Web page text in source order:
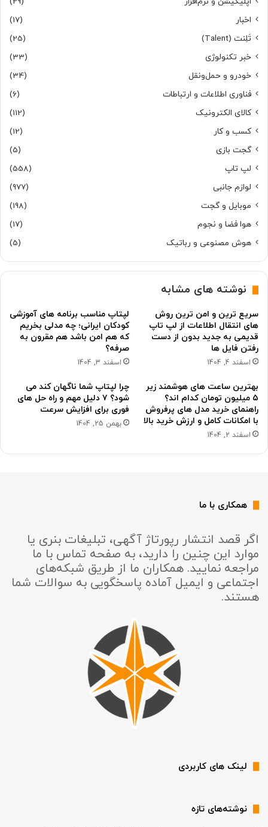
اخبار
(17)
تَلِنت (Talent)
(25)
خبر تکنولوژی
(33)
خودرو و حمل‌و‌نقل
(34)
فناوری اطلاعات و ارتباطات
(6)
کالای الکترونیک
(112)
کسب و کار
(12)
گجت بازی
(5)
لپ تاپ
(558)
لوازم جانبی
(977)
موبایل و گجت
(198)
هوا فضا و نجوم
(17)
هوش مصنوعی و رباتیک
(5)
نوشته های مشابه
سریع ترین و امن ترین روش
های انتقال اطلاعات از لپ تاپ
قدیمی به جدید بدون از دست
رفتن فایل ها
اسفند 4, 1404
لپتاپ مناسب برنامه های آموزشی
کودکان ایرانی؛ چه مدلی بخریم
که هم امن باشد هم مقرون به
صرفه؟
اسفند 3, 1404
بهترین ساعت های هوشمند زیر
۵ میلیون تومان کدام اند؟
راهنمای خرید مدل های پرفروش
با امکانات کامل و ارزش خرید بالا
اسفند 2, 1404
چرا لپتاپ شما ناگهان کند می
شود؟ ۷ دلیل مهم و راه حل های
فوری برای افزایش سرعت
بهمن 25, 1404
همکاری با ما
اگر قصد انتشار رپورتاژ آگهی، تبلیغات بنری یا
موارد این چنین را دارید، به صفحه تماس با ما
مراجعه نمایید. همکاران ما از طریق شبکه‌های
اجتماعی و ایمیل آماده پاسخگویی به سوالات شما
هستند.
لینک های کاربردی
نوشته‌های تازه